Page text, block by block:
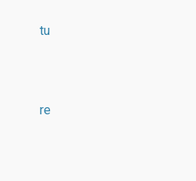
tu
re